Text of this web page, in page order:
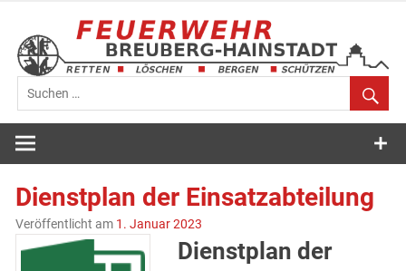
springen
Feuerwehr
Breuberg-
Hainstadt
Dienstplan der Einsatzabteilung
Veröffentlicht am 1. Januar 2023
Dienstplan der